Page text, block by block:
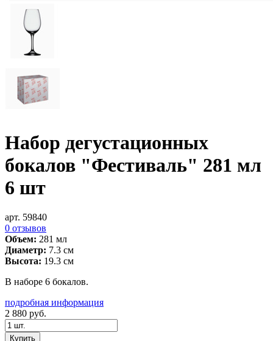
Набор дегустационных
бокалов "Фестиваль" 281 мл
6 шт
арт. 59840
0 отзывов
Объем: 281 мл
Диаметр: 7.3 см
Высота: 19.3 см
В наборе 6 бокалов.
подробная информация
2 880 руб.
Купить